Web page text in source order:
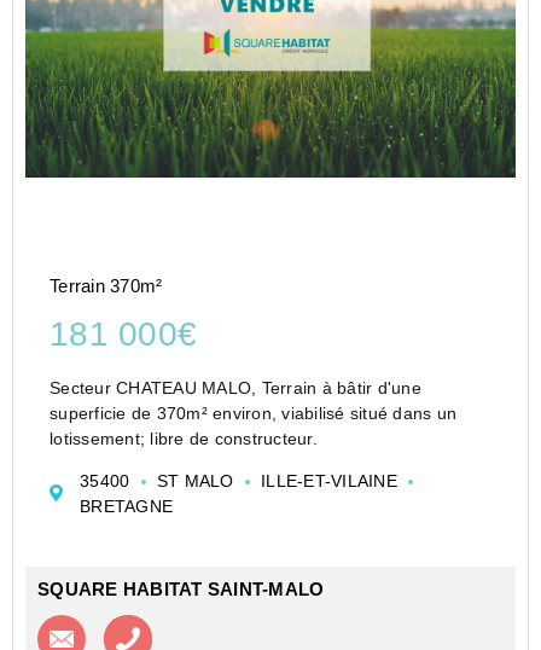
Terrain 370m²
181 000€
Secteur CHATEAU MALO, Terrain à bâtir d'une
superficie de 370m² environ, viabilisé situé dans un
lotissement; libre de constructeur.
35400 ST MALO
ILLE-ET-VILAINE
BRETAGNE
SQUARE HABITAT SAINT-MALO
Contacter l'agence